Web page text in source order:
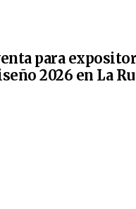
para
2026 en La